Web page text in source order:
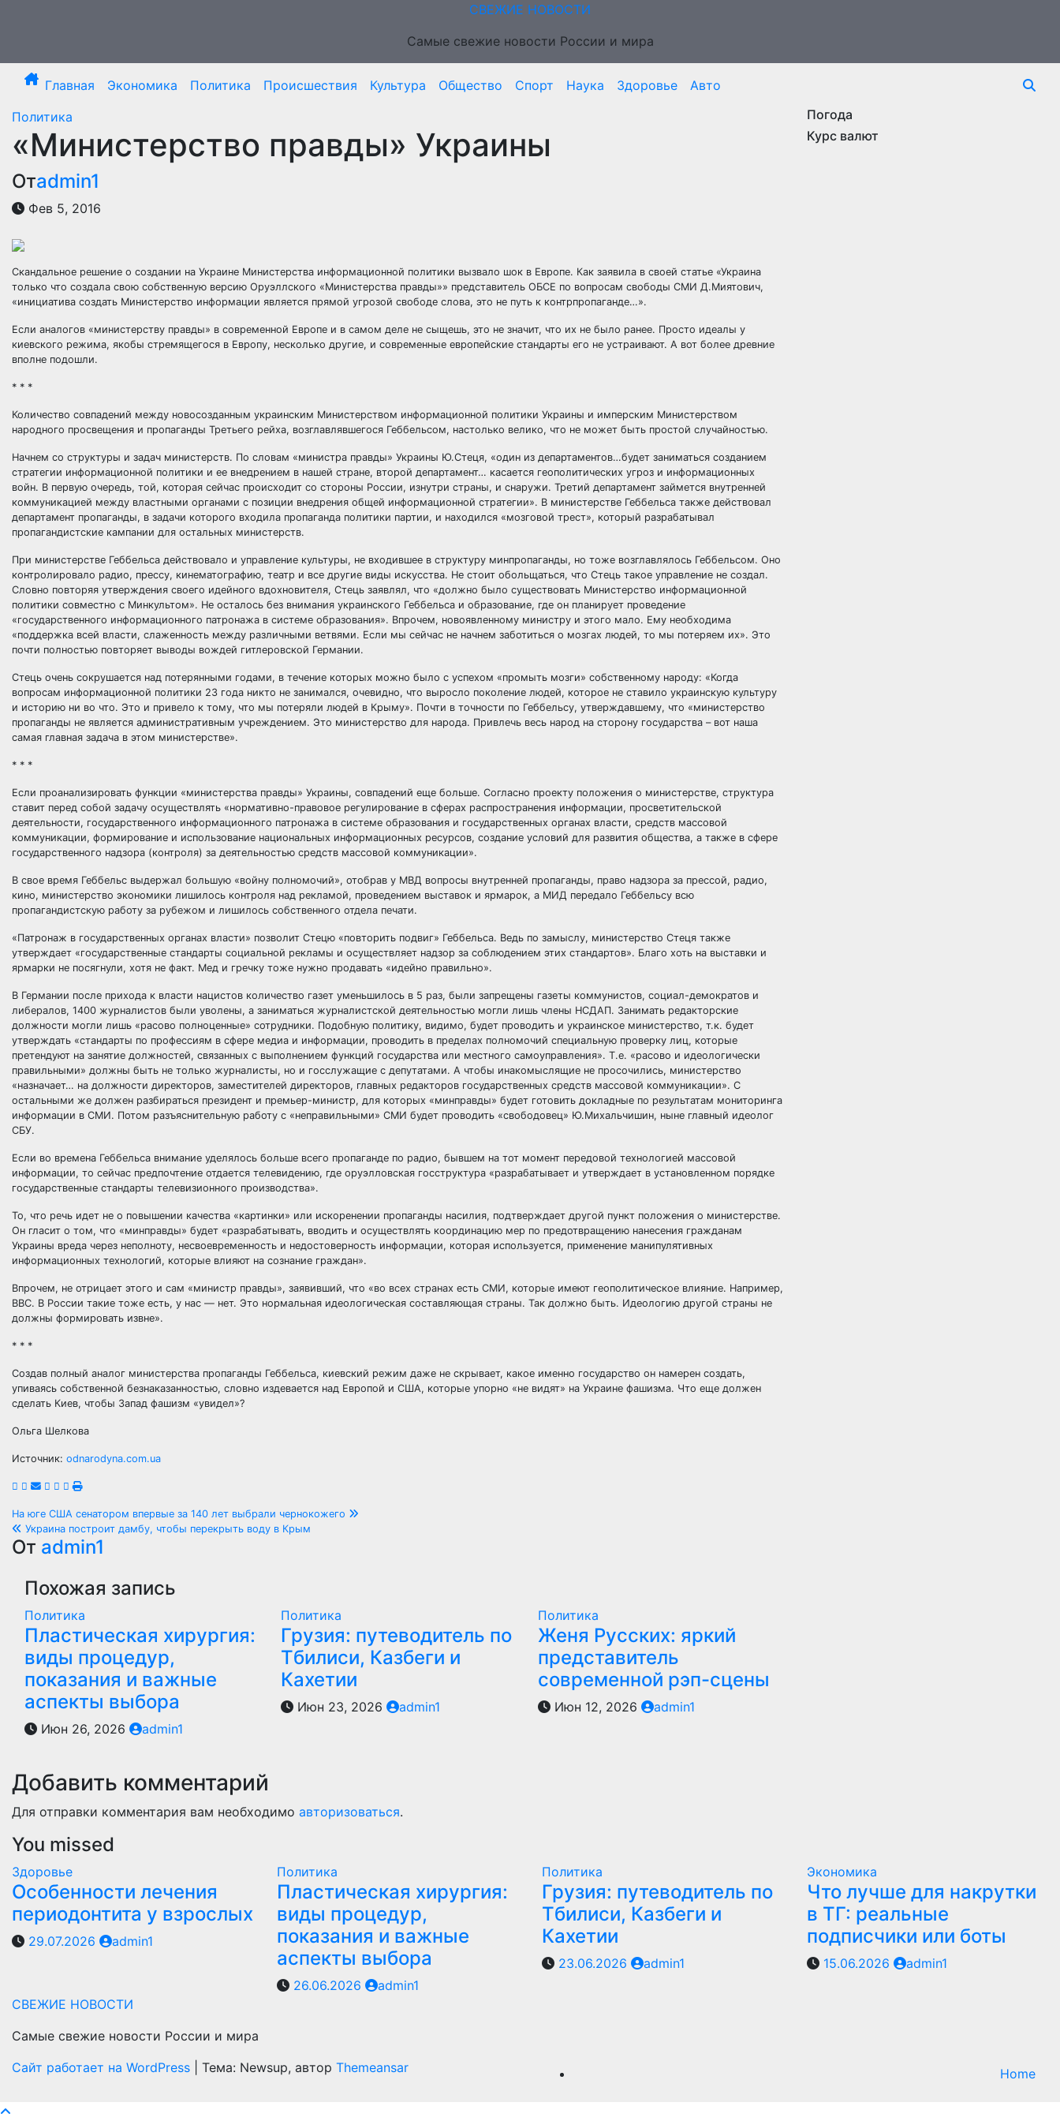
СВЕЖИЕ НОВОСТИ
Самые свежие новости России и мира
Главная Экономика Политика Происшествия Культура Общество Спорт Наука Здоровье
Авто
Политика
«Министерство правды» Украины
Отadmin1
Фев 5, 2016
Скандальное решение о создании на Украине Министерства информационной политики вызвало шок в Европе. Как заявила в своей статье «Украина
только что создала свою собственную версию Оруэллского «Министерства правды»» представитель ОБСЕ по вопросам свободы СМИ Д.Миятович,
«инициатива создать Министерство информации является прямой угрозой свободе слова, это не путь к контрпропаганде…».
Если аналогов «министерству правды» в современной Европе и в самом деле не сыщешь, это не значит, что их не было ранее. Просто идеалы у
киевского режима, якобы стремящегося в Европу, несколько другие, и современные европейские стандарты его не устраивают. А вот более древние
вполне подошли.
* * *
Количество совпадений между новосозданным украинским Министерством информационной политики Украины и имперским Министерством
народного просвещения и пропаганды Третьего рейха, возглавлявшегося Геббельсом, настолько велико, что не может быть простой случайностью.
Начнем со структуры и задач министерств. По словам «министра правды» Украины Ю.Стеця, «один из департаментов…будет заниматься созданием
стратегии информационной политики и ее внедрением в нашей стране, второй департамент… касается геополитических угроз и информационных
войн. В первую очередь, той, которая сейчас происходит со стороны России, изнутри страны, и снаружи. Третий департамент займется внутренней
коммуникацией между властными органами с позиции внедрения общей информационной стратегии». В министерстве Геббельса также действовал
департамент пропаганды, в задачи которого входила пропаганда политики партии, и находился «мозговой трест», который разрабатывал
пропагандистские кампании для остальных министерств.
При министерстве Геббельса действовало и управление культуры, не входившее в структуру минпропаганды, но тоже возглавлялось Геббельсом. Оно
контролировало радио, прессу, кинематографию, театр и все другие виды искусства. Не стоит обольщаться, что Стець такое управление не создал.
Словно повторяя утверждения своего идейного вдохновителя, Стець заявлял, что «должно было существовать Министерство информационной
политики совместно с Минкультом». Не осталось без внимания украинского Геббельса и образование, где он планирует проведение
«государственного информационного патронажа в системе образования». Впрочем, новоявленному министру и этого мало. Ему необходима
«поддержка всей власти, слаженность между различными ветвями. Если мы сейчас не начнем заботиться о мозгах людей, то мы потеряем их». Это
почти полностью повторяет выводы вождей гитлеровской Германии.
Стець очень сокрушается над потерянными годами, в течение которых можно было с успехом «промыть мозги» собственному народу: «Когда
вопросам информационной политики 23 года никто не занимался, очевидно, что выросло поколение людей, которое не ставило украинскую культуру
и историю ни во что. Это и привело к тому, что мы потеряли людей в Крыму». Почти в точности по Геббельсу, утверждавшему, что «министерство
пропаганды не является административным учреждением. Это министерство для народа. Привлечь весь народ на сторону государства – вот наша
самая главная задача в этом министерстве».
* * *
Если проанализировать функции «министерства правды» Украины, совпадений еще больше. Согласно проекту положения о министерстве, структура
ставит перед собой задачу осуществлять «нормативно-правовое регулирование в сферах распространения информации, просветительской
деятельности, государственного информационного патронажа в системе образования и государственных органах власти, средств массовой
коммуникации, формирование и использование национальных информационных ресурсов, создание условий для развития общества, а также в сфере
государственного надзора (контроля) за деятельностью средств массовой коммуникации».
В свое время Геббельс выдержал большую «войну полномочий», отобрав у МВД вопросы внутренней пропаганды, право надзора за прессой, радио,
кино, министерство экономики лишилось контроля над рекламой, проведением выставок и ярмарок, а МИД передало Геббельсу всю
пропагандистскую работу за рубежом и лишилось собственного отдела печати.
«Патронаж в государственных органах власти» позволит Стецю «повторить подвиг» Геббельса. Ведь по замыслу, министерство Стеця также
утверждает «государственные стандарты социальной рекламы и осуществляет надзор за соблюдением этих стандартов». Благо хоть на выставки и
ярмарки не посягнули, хотя не факт. Мед и гречку тоже нужно продавать «идейно правильно».
В Германии после прихода к власти нацистов количество газет уменьшилось в 5 раз, были запрещены газеты коммунистов, социал-демократов и
либералов, 1400 журналистов были уволены, а заниматься журналистской деятельностью могли лишь члены НСДАП. Занимать редакторские
должности могли лишь «расово полноценные» сотрудники. Подобную политику, видимо, будет проводить и украинское министерство, т.к. будет
утверждать «стандарты по профессиям в сфере медиа и информации, проводить в пределах полномочий специальную проверку лиц, которые
претендуют на занятие должностей, связанных с выполнением функций государства или местного самоуправления». Т.е. «расово и идеологически
правильными» должны быть не только журналисты, но и госслужащие с депутатами. А чтобы инакомыслящие не просочились, министерство
«назначает… на должности директоров, заместителей директоров, главных редакторов государственных средств массовой коммуникации». С
остальными же должен разбираться президент и премьер-министр, для которых «минправды» будет готовить докладные по результатам мониторинга
информации в СМИ. Потом разъяснительную работу с «неправильными» СМИ будет проводить «свободовец» Ю.Михальчишин, ныне главный идеолог
СБУ.
Если во времена Геббельса внимание уделялось больше всего пропаганде по радио, бывшем на тот момент передовой технологией массовой
информации, то сейчас предпочтение отдается телевидению, где оруэлловская госструктура «разрабатывает и утверждает в установленном порядке
государственные стандарты телевизионного производства».
То, что речь идет не о повышении качества «картинки» или искоренении пропаганды насилия, подтверждает другой пункт положения о министерстве.
Он гласит о том, что «минправды» будет «разрабатывать, вводить и осуществлять координацию мер по предотвращению нанесения гражданам
Украины вреда через неполноту, несвоевременность и недостоверность информации, которая используется, применение манипулятивных
информационных технологий, которые влияют на сознание граждан».
Впрочем, не отрицает этого и сам «министр правды», заявивший, что «во всех странах есть СМИ, которые имеют геополитическое влияние. Например,
BBC. В России такие тоже есть, у нас — нет. Это нормальная идеологическая составляющая страны. Так должно быть. Идеологию другой страны не
должны формировать извне».
* * *
Создав полный аналог министерства пропаганды Геббельса, киевский режим даже не скрывает, какое именно государство он намерен создать,
упиваясь собственной безнаказанностью, словно издевается над Европой и США, которые упорно «не видят» на Украине фашизма. Что еще должен
сделать Киев, чтобы Запад фашизм «увидел»?
Ольга Шелкова
Источник: odnarodyna.com.ua
Навигация
по
записям
На юге США сенатором впервые за 140 лет выбрали чернокожего
Украина построит дамбу, чтобы перекрыть воду в Крым
От admin1
Похожая запись
Политика
Пластическая хирургия:
виды процедур,
показания и важные
аспекты выбора
Июн 26, 2026 admin1
Политика
Грузия: путеводитель по
Тбилиси, Казбеги и
Кахетии
Июн 23, 2026 admin1
Политика
Женя Русских: яркий
представитель
современной рэп-сцены
Июн 12, 2026 admin1
Добавить комментарий
Для отправки комментария вам необходимо авторизоваться.
Погода
Курс валют
You missed
Здоровье
Особенности лечения
периодонтита у взрослых
29.07.2026 admin1
Политика
Пластическая хирургия:
виды процедур,
показания и важные
аспекты выбора
26.06.2026 admin1
Политика
Грузия: путеводитель по
Тбилиси, Казбеги и
Кахетии
23.06.2026 admin1
Экономика
Что лучше для накрутки
в ТГ: реальные
подписчики или боты
15.06.2026 admin1
СВЕЖИЕ НОВОСТИ
Самые свежие новости России и мира
Сайт работает на WordPress
Тема: Newsup, автор Themeansar Home